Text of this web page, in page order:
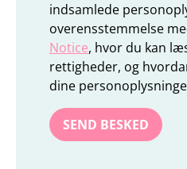
indsamlede
overensstemmelse
Notice, hvor du kan
rettigheder, og
dine